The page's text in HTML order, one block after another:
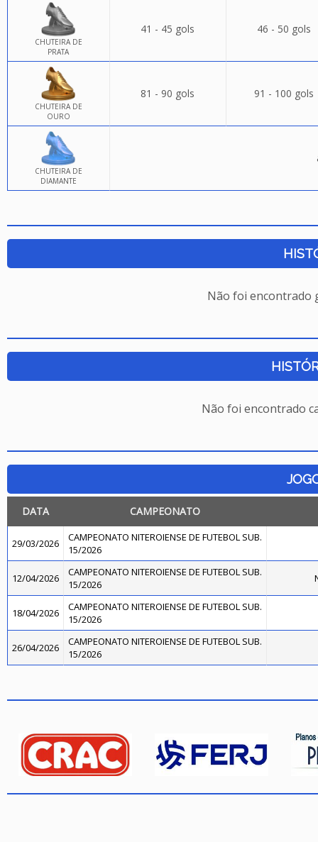
CHUTEIRA DE
PRATA
41 - 45 gols 46 - 50 gols
CHUTEIRA DE
OURO
81 - 90 gols 91 - 100 gols
CHUTEIRA DE
DIAMANTE
Não foi encontrado
Não foi encontrado
DATA CAMPEONATO
29/03/2026
CAMPEONATO NITEROIENSE DE FUTEBOL SUB.
15/2026
12/04/2026
CAMPEONATO NITEROIENSE DE FUTEBOL SUB.
15/2026
18/04/2026
CAMPEONATO NITEROIENSE DE FUTEBOL SUB.
15/2026
26/04/2026
CAMPEONATO NITEROIENSE DE FUTEBOL SUB.
15/2026